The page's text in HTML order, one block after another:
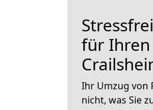
für Ihren
Ihr Umzug von
nicht, was Sie